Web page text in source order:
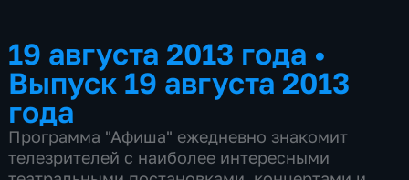
19 августа 2013 года •
Выпуск 19 августа 2013
года
Программа "Афиша" ежедневно знакомит
телезрителей с наиболее интересными